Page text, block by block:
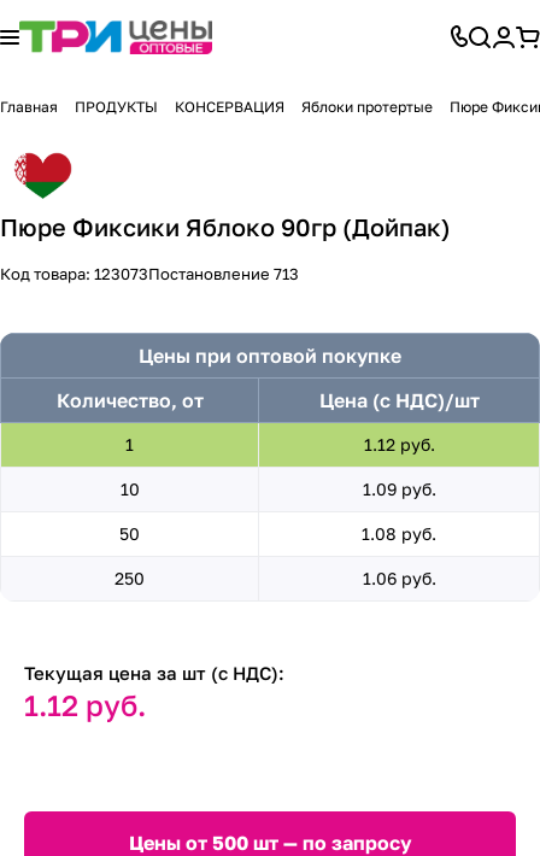
Главная ПРОДУКТЫ КОНСЕРВАЦИЯ Яблоки протертые Пюре
Пюре Фиксики Яблоко 90гр (Дойпак)
Код товара: 123073Постановление 713
Цены при оптовой покупке
Количество, от
Цена (с НДС)/шт
1 1.12 руб.
10 1.09 руб.
50 1.08 руб.
250 1.06 руб.
Текущая цена за шт (с НДС):
1.12 руб.
Цены от 500 шт — по запросу